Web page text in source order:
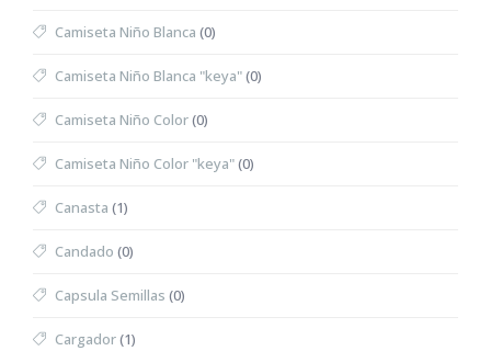
Camiseta Niño Blanca (0)
Camiseta Niño Blanca "keya"(0)
Camiseta Niño Color(0)
Camiseta Niño Color "keya"(0)
Canasta (1)
Candado (0)
Capsula Semillas (0)
Cargador(1)